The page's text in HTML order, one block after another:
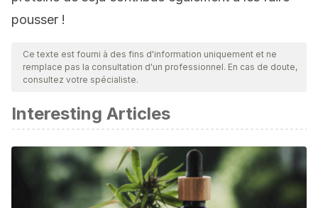
pousser !
Ce texte est fourni à des fins d'information uniquement et ne
remplace pas la consultation d'un professionnel. En cas de doute,
consultez votre spécialiste.
Interesting Articles